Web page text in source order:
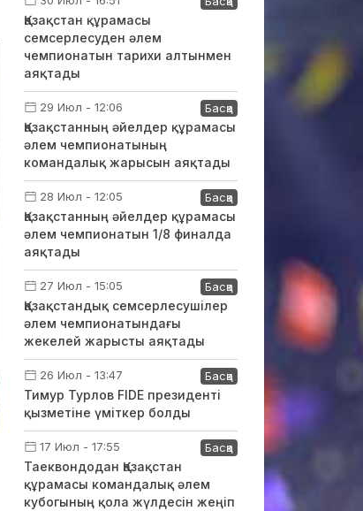
Қазақстан құрамасы
семсерлесуден әлем
чемпионатын тарихи алтынмен
аяқтады
29 Июл - 12:06 Басқа
Қазақстанның әйелдер құрамасы
әлем чемпионатының
командалық жарысын аяқтады
28 Июл - 12:05 Басқа
Қазақстанның әйелдер құрамасы
әлем чемпионатын 1/8 финалда
аяқтады
27 Июл - 15:05 Басқа
Қазақстандық семсерлесушілер
әлем чемпионатындағы
жекелей жарысты аяқтады
26 Июл - 13:47 Басқа
Тимур Турлов FIDE президенті
қызметіне үміткер болды
17 Июл - 17:55 Басқа
Таеквондодан Қазақстан
құрамасы командалық әлем
кубогының қола жүлдесін жеңіп